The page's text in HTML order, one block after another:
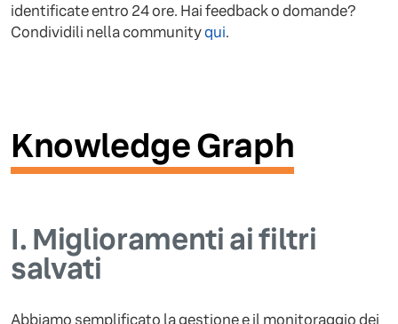
identificate entro 24 ore. Hai feedback o domande?
Condividili nella communityqui.
Knowledge Graph
I. Miglioramenti ai filtri
salvati
Abbiamo semplificato la gestione e il monitoraggio dei